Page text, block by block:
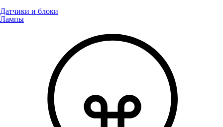
Датчики и блоки
Лампы